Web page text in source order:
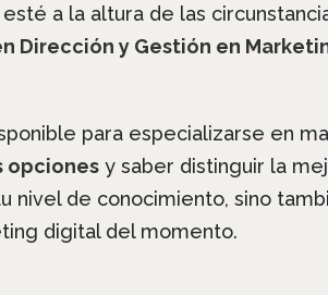
a la altura de las
Dirección y Gestión en
para especializarse en
opcionesy saber distinguir la
nivel de conocimiento, sino
digital del momento.